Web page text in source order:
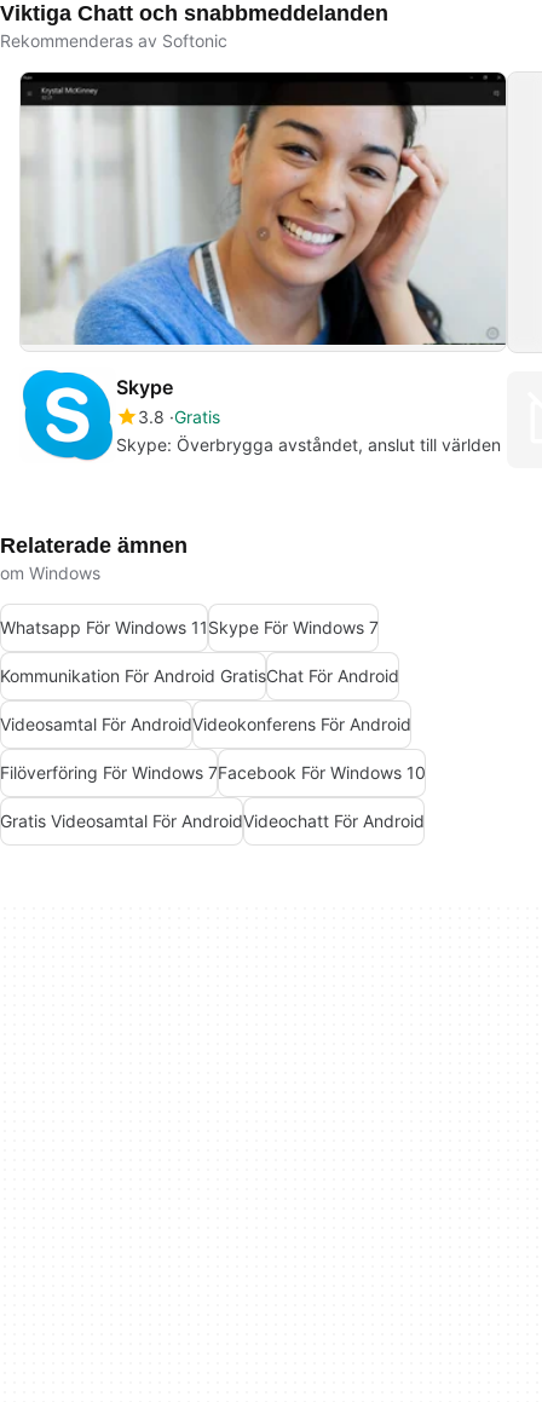
Viktiga Chatt och snabbmeddelanden
Rekommenderas av Softonic
Skype
3.8 Gratis
Skype: Överbrygga avståndet, anslut till världen
Relaterade ämnen
om Windows
Whatsapp För Windows 11Skype För Windows 7
Kommunikation För Android GratisChat För Android
Videosamtal För AndroidVideokonferens För Android
Filöverföring För Windows 7Facebook För Windows 10
Gratis Videosamtal För AndroidVideochatt För Android